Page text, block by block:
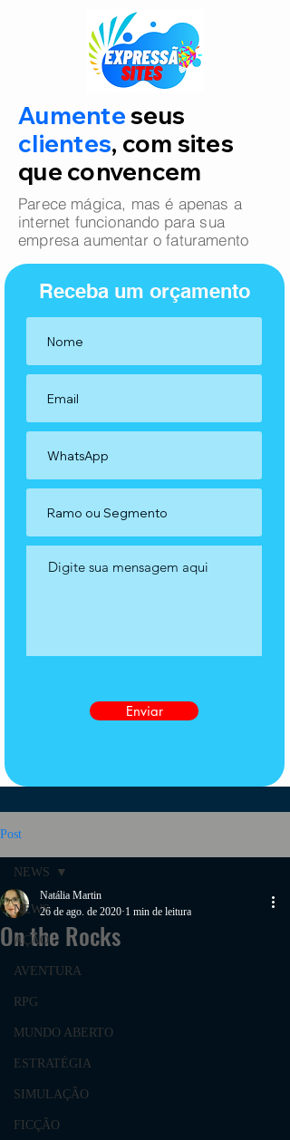
Aumenteseus
clientes, com sites
que convencem
Parece mágica, mas é apenas a
internet funcionando para sua
empresa aumentar o faturamento
Receba um orçamento
Enviar
Post
NEWS
AÇÃO
AVENTURA
RPG
MUNDO ABERTO
ESTRATÉGIA
SIMULAÇÃO
FICÇÃO
NEWS
On the Rocks
Natália Martin
26 de ago. de 2020 1 min de leitura